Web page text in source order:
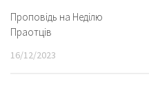
Проповідь на Неділю
Праотців
16/12/2023